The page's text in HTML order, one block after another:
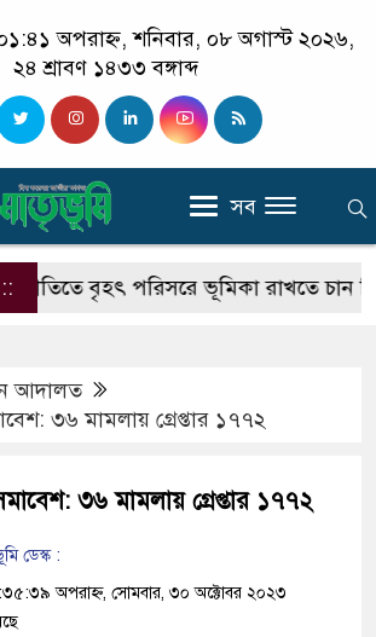
অপরাহ্ন, শনিবার, ০৮ অগাস্ট ২০২৬,
২৪ শ্রাবণ ১৪৩৩ বঙ্গাব্দ
সব
বৃহৎ পরিসরে ভূমিকা রাখতে চান জিসান
আদালত
৩৬ মামলায় গ্রেপ্তার ১৭৭২
৩৬ মামলায় গ্রেপ্তার ১৭৭২
ডেস্ক :
অপরাহ্ন, সোমবার, ৩০ অক্টোবর ২০২৩